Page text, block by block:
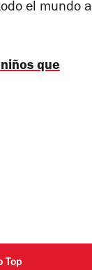
el mundo a
que
Top